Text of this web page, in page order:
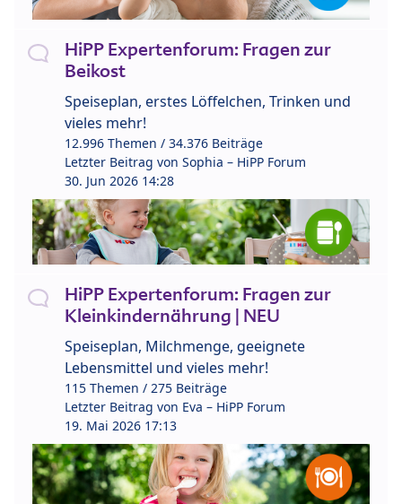
HiPP Expertenforum: Fragen zur
Beikost
Speiseplan, erstes Löffelchen, Trinken und
vieles mehr!
12.996 Themen / 34.376 Beiträge
Letzter Beitrag von Sophia – HiPP Forum
30. Jun 2026 14:28
HiPP Expertenforum: Fragen zur
Kleinkindernährung | NEU
Speiseplan, Milchmenge, geeignete
Lebensmittel und vieles mehr!
115 Themen / 275 Beiträge
Letzter Beitrag von Eva – HiPP Forum
19. Mai 2026 17:13